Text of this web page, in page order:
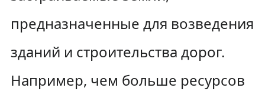
предназначенные для возведения
зданий и строительства дорог.
Например, чем больше ресурсов